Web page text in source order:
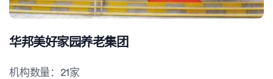
华邦美好家园养老集团
机构数量：21家